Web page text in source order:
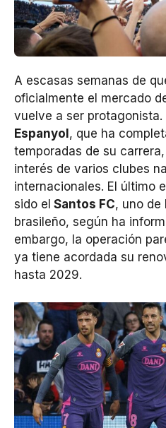
A escasas semanas de
oficialmente el mercado
vuelve a ser protagonista.
Espanyol , que ha
temporadas de su
interés de varios clubes
internacionales. El último
sido el Santos FC, uno de
brasileño, según ha
embargo, la operación
ya tiene acordada su
hasta 2029.